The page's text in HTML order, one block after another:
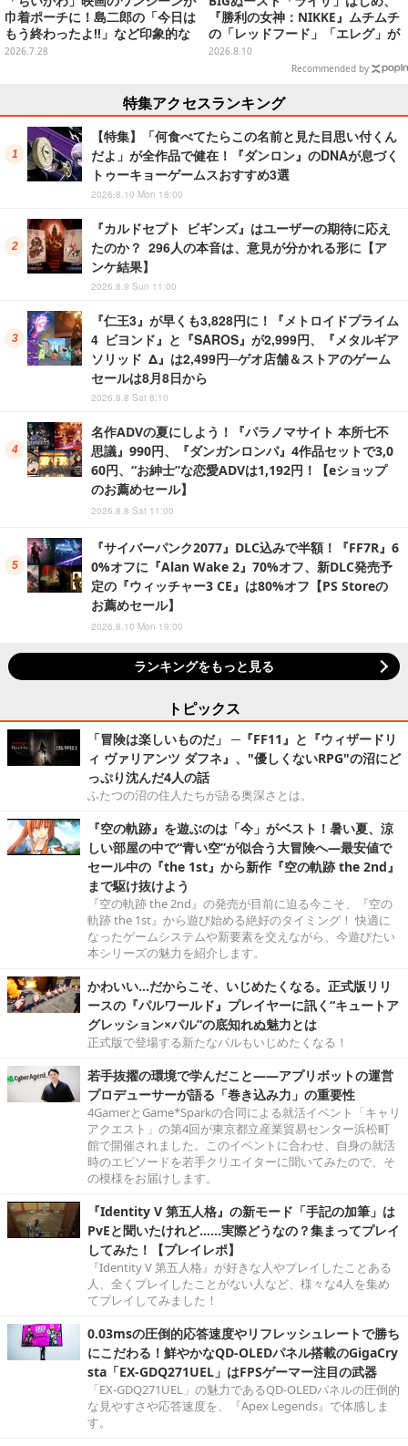
巾着ポーチに！島二郎の「今日は
もう終わったよ!!」など印象的な
全6種がカプセルトイにて発売
2026.7.28
『勝利の女神：NIKKE』ムチムチ
の「レッドフード」「エレグ」が
上位に！7月あみあみフィギュア
予約ランキング
2026.8.10
Recommended by
特集アクセスランキング
【特集】「何食べてたらこの名前と見た目思い付くん
だよ」が全作品で健在！『ダンロン』のDNAが息づく
トゥーキョーゲームスおすすめ3選
2026.8.10 Mon 18:00
『カルドセプト ビギンズ』はユーザーの期待に応え
たのか？ 296人の本音は、意見が分かれる形に【ア
ンケ結果】
2026.8.9 Sun 11:00
『仁王3』が早くも3,828円に！『メトロイドプライム
4 ビヨンド』と『SAROS』が2,999円、『メタルギア
ソリッド Δ』は2,499円─ゲオ店舗＆ストアのゲーム
セールは8月8日から
2026.8.8 Sat 8:10
名作ADVの夏にしよう！『パラノマサイト 本所七不
思議』990円、『ダンガンロンパ』4作品セットで3,0
60円、“お紳士”な恋愛ADVは1,192円！【eショップ
のお薦めセール】
2026.8.8 Sat 11:00
『サイバーパンク2077』DLC込みで半額！『FF7R』6
0%オフに『Alan Wake 2』70%オフ、新DLC発売予
定の『ウィッチャー3 CE』は80%オフ【PS Storeの
お薦めセール】
2026.8.10 Mon 19:00
ランキングをもっと見る
トピックス
「冒険は楽しいものだ」 ─『FF11』と『ウィザードリ
ィ ヴァリアンツ ダフネ』、"優しくないRPG"の沼にど
っぷり沈んだ4人の話
ふたつの沼の住人たちが語る奥深さとは。
『空の軌跡』を遊ぶのは「今」がベスト！暑い夏、涼
しい部屋の中で“青い空”が似合う大冒険へ―最安値で
セール中の『the 1st』から新作『空の軌跡 the 2nd』
まで駆け抜けよう
『空の軌跡 the 2nd』の発売が目前に迫る今こそ、『空の
軌跡 the 1st』から遊び始める絶好のタイミング！ 快適に
なったゲームシステムや新要素を交えながら、今遊びたい
本シリーズの魅力を紹介します。
かわいい…だからこそ、いじめたくなる。正式版リリ
ースの『パルワールド』プレイヤーに訊く“キュートア
グレッション×パル”の底知れぬ魅力とは
正式版で登場する新たなパルもいじめたくなる！
若手抜擢の環境で学んだこと――アプリボットの運営
プロデューサーが語る「巻き込み力」の重要性
4GamerとGame*Sparkの合同による就活イベント「キャリ
アクエスト」の第4回が東京都立産業貿易センター浜松町
館で開催されました。このイベントに合わせ、自身の就活
時のエピソードを若手クリエイターに聞いてみたので、そ
の模様をお届けします。
『Identity V 第五人格』の新モード「手記の加筆」は
PvEと聞いたけれど……実際どうなの？集まってプレイ
してみた！【プレイレポ】
『Identity V 第五人格』が好きな人やプレイしたことある
人、全くプレイしたことがない人など、様々な4人を集め
てプレイしてみました！
0.03msの圧倒的応答速度やリフレッシュレートで勝ち
にこだわる！鮮やかなQD-OLEDパネル搭載のGigaCry
sta「EX-GDQ271UEL」はFPSゲーマー注目の武器
「EX-GDQ271UEL」の魅力であるQD-OLEDパネルの圧倒的
な見やすさや応答速度を、『Apex Legends』で体感しま
す。